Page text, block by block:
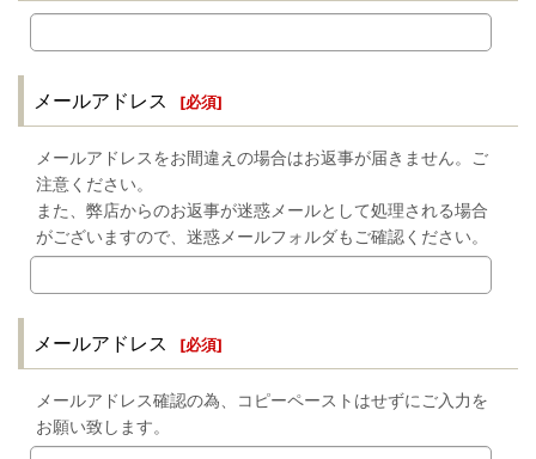
メールアドレス [必須]
メールアドレスをお間違えの場合はお返事が届きません。ご
注意ください。
また、弊店からのお返事が迷惑メールとして処理される場合
がございますので、迷惑メールフォルダもご確認ください。
メールアドレス [必須]
メールアドレス確認の為、コピーペーストはせずにご入力を
お願い致します。